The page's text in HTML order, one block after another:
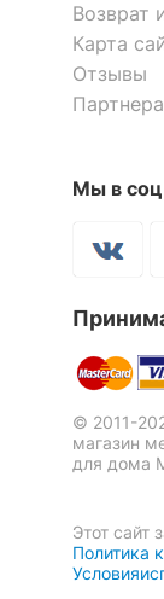
Возврат
Карта
Отзывы
Мы в
© 2011-
магазин
для дома
Этот сайт
Политика